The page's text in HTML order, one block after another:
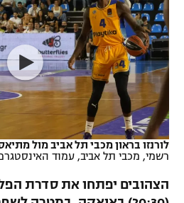
VOD
רץ ברשת
תוצאות
לוח שידורים
נבחרת ישראל
מכבי חיפה
בית"ר ירושלים
מכבי תל אביב
הפועל תל אביב
הפועל חיפה
ליגה ספרדית
ליגה איטלקית
ליגה צרפתית
ליגה הולנדית
כדורסל נשים
מכבי תל אביב
הפועל חולון
הפועל ירושלים
דני אבדיה
יורוליג
יורוקאפ
טניס
כדוריד
כדורעף
שחייה
לורנזו בראון מכבי תל אביב מול
רשמי, מכבי תל אביב, עמוד
הצהובים יפתחו את סדרת